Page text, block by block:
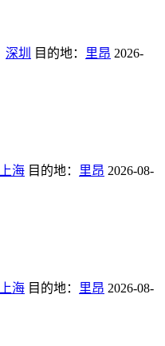
深圳 目的地： 里昂 2026-
上海 目的地： 里昂 2026-08-
上海 目的地： 里昂 2026-08-